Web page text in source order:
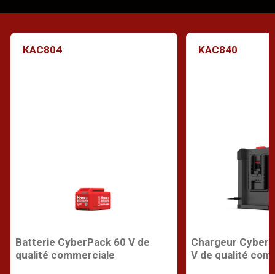
KAC804
Batterie CyberPack 60 V de
qualité commerciale
KAC840
Chargeur
V de qualité